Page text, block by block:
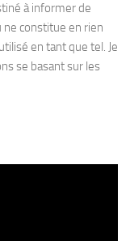
à informer de
constitue en rien
en tant que tel. Je
se basant sur les